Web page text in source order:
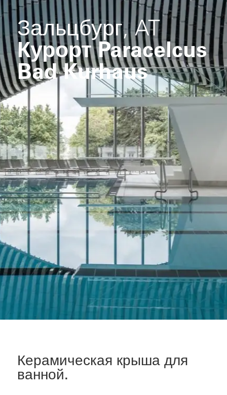
Зальцбург, AT
Курорт Paracelcus
Bad Kurhaus
Керамическая крыша для
ванной.